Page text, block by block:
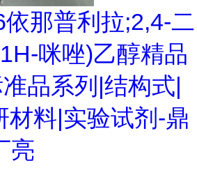
那普利拉;2,4-二
咪唑)乙醇精品
品系列|结构式|
材料|实验试剂-鼎
亮